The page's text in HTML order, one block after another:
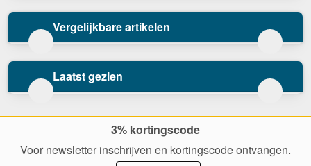
Vergelijkbare artikelen
Laatst gezien
3% kortingscode
Voor newsletter inschrijven en kortingscode ontvangen.